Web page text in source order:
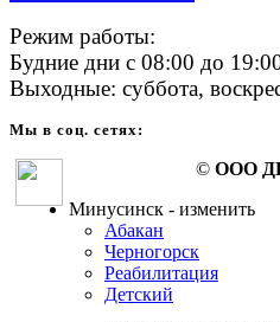
Режим работы:
Будние дни с 08:00 до
Выходные: суббота,
Мы в соц. сетях:
© ООО
Минусинск - изменить
Абакан
Черногорск
Реабилитация
Детский